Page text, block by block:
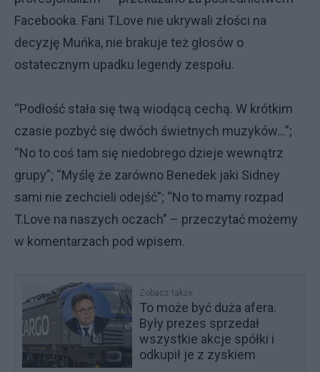
Facebooka. Fani T.Love nie ukrywali złości na
decyzję Muńka, nie brakuje też głosów o
ostatecznym upadku legendy zespołu.
“Podłość stała się twą wiodącą cechą. W krótkim
czasie pozbyć się dwóch świetnych muzyków…”;
“No to coś tam się niedobrego dzieje wewnątrz
grupy”; “Myślę że zarówno Benedek jaki Sidney
sami nie zechcieli odejść”; “No to mamy rozpad
T.Love na naszych oczach” – przeczytać możemy
w komentarzach pod wpisem.
Zobacz także
To może być duża afera.
Były prezes sprzedał
wszystkie akcje spółki i
odkupił je z zyskiem